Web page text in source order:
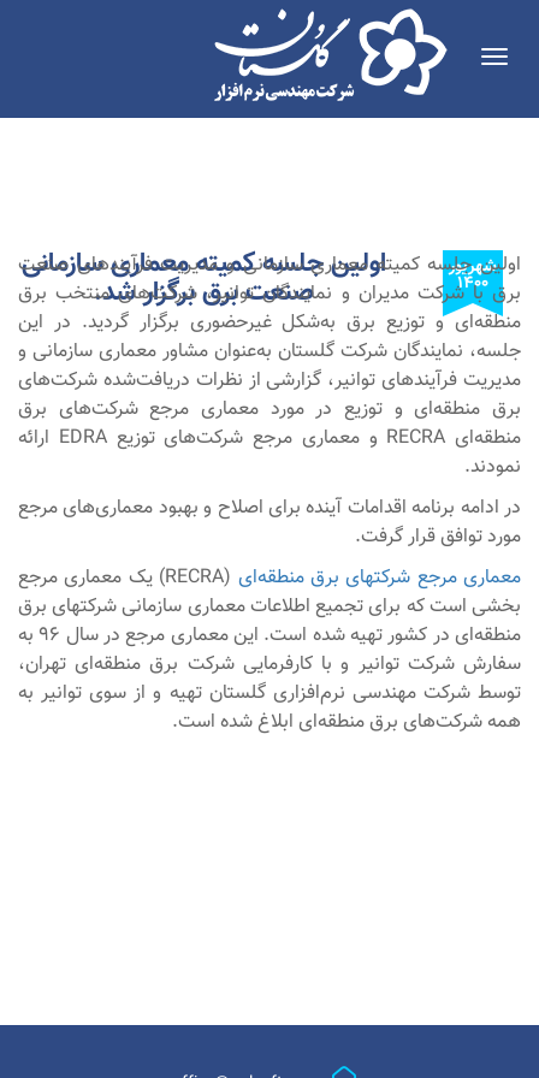
Toggle
navigation
شهریور
۱۴۰۰ اولین جلسه کمیته معماری سازمانی
صنعت برق برگزار شد.
اولین جلسه کمیته معماری سازمانی و مدیریت فرآیندهای صنعت
برق با شرکت مدیران و نمایندگان توانیر، شرکت‌های منتخب برق
منطقه‌ای و توزیع برق به‌شکل غیرحضوری برگزار گردید. در این
جلسه، نمایندگان شرکت گلستان به‌عنوان مشاور معماری سازمانی و
مدیریت فرآیندهای توانیر، گزارشی از نظرات دریافت‌شده شرکت‌های
برق منطقه‌ای و توزیع در مورد معماری مرجع شرکت‌های برق
منطقه‌ای RECRA و معماری مرجع شرکت‌های توزیع EDRA ارائه
نمودند.
در ادامه برنامه اقدامات آینده برای اصلاح و بهبود معماری‌های مرجع
مورد توافق قرار گرفت.
معماری مرجع شرکت­های برق منطقه‌­ای
(RECRA) یک معماری مرجع
بخشی است که برای تجمیع اطلاعات معماری سازمانی شرکت­های برق
منطقه­‌ای در کشور تهیه شده است. این معماری مرجع در سال 96 به
سفارش شرکت توانیر و با کارفرمایی شرکت برق منطقه‌ای تهران،
توسط شرکت مهندسی نرم‌افزاری گلستان تهیه و از سوی توانیر به
همه شرکت‌های برق منطقه‌ای ابلاغ شده است.